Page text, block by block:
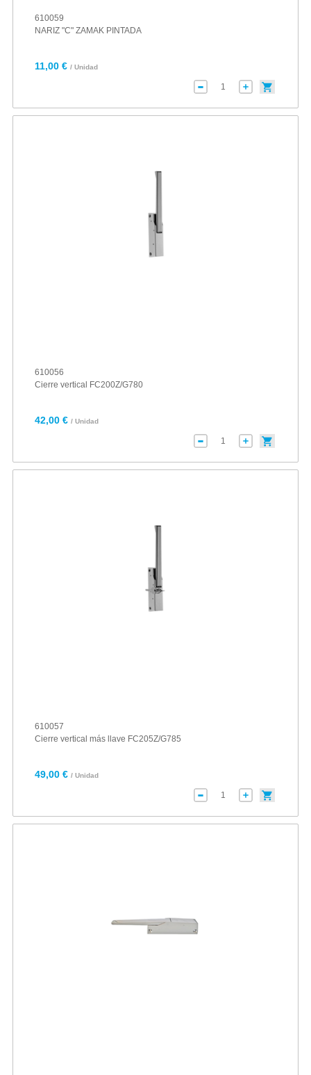
610059
NARIZ "C" ZAMAK PINTADA
11,00 € / Unidad
610056
Cierre vertical FC200Z/G780
42,00 € / Unidad
610057
Cierre vertical más llave FC205Z/G785
49,00 € / Unidad